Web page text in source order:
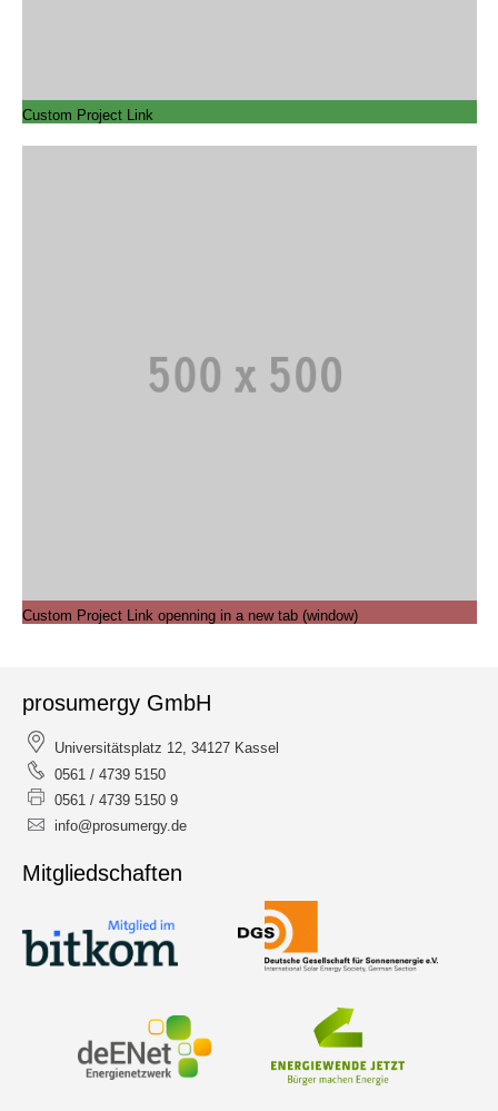
Custom Project Link
Custom Project Link openning in a new tab (window)
prosumergy GmbH
Universitätsplatz 12, 34127 Kassel
0561 / 4739 5150
0561 / 4739 5150 9
info@prosumergy.de
Mitgliedschaften